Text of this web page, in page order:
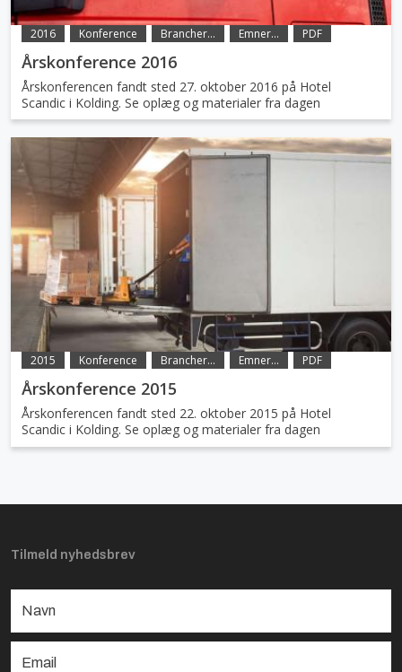
2016 Konference Brancher... Emner... PDF
Årskonference 2016
Årskonferencen fandt sted 27. oktober 2016 på Hotel
Scandic i Kolding. Se oplæg og materialer fra dagen
2015 Konference Brancher... Emner... PDF
Årskonference 2015
Årskonferencen fandt sted 22. oktober 2015 på Hotel
Scandic i Kolding. Se oplæg og materialer fra dagen
Tilmeld nyhedsbrev